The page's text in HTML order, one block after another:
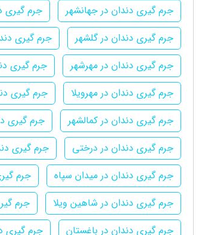
جرم گیری دندان در جهانشهر
جرم گیری
جرم گیری دندان در گلشهر
جرم گیری
جرم گیری دندان در مهرشهر
جرم گیری
جرم گیری دندان در مهرویلا
جرم گیری
جرم گیری دندان در کمالشهر
جرم گیری
جرم گیری دندان در درختی
جرم گیری
جرم گیری دندان در میدان سپاه
جرم
جرم گیری دندان در شاهین ویلا
جرم
جرم گیری دندان در باغستان
جرم گیری